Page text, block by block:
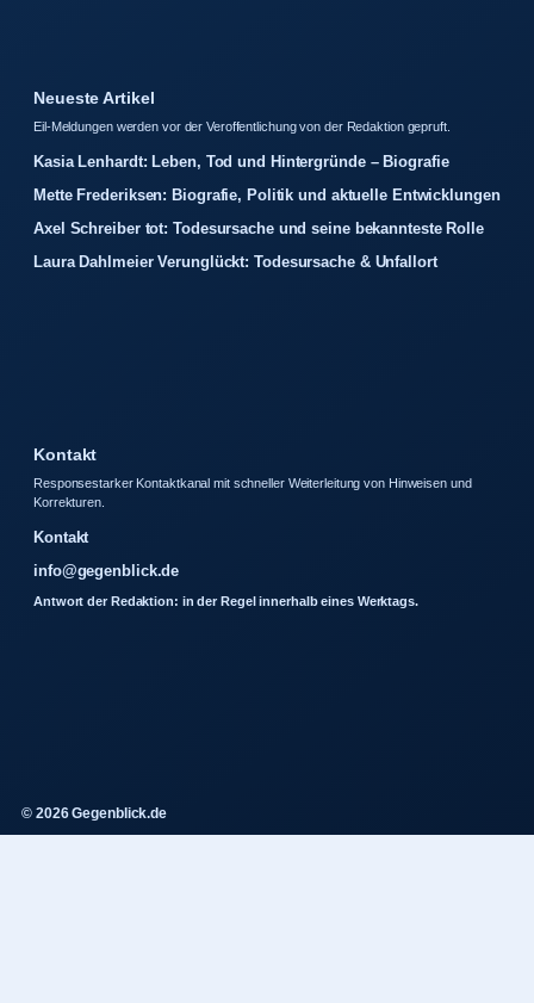
Neueste Artikel
Eil-Meldungen werden vor der Veroffentlichung von der Redaktion gepruft.
Kasia Lenhardt: Leben, Tod und Hintergründe – Biografie
Mette Frederiksen: Biografie, Politik und aktuelle Entwicklungen
Axel Schreiber tot: Todesursache und seine bekannteste Rolle
Laura Dahlmeier Verunglückt: Todesursache & Unfallort
Kontakt
Responsestarker Kontaktkanal mit schneller Weiterleitung von Hinweisen und
Korrekturen.
Kontakt
info@gegenblick.de
Antwort der Redaktion: in der Regel innerhalb eines Werktags.
© 2026 Gegenblick.de